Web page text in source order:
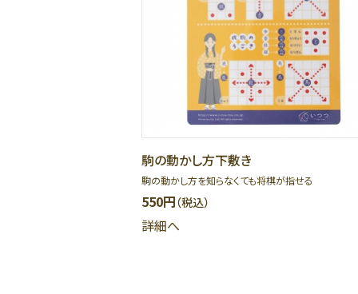
駒の動かし方下敷き
駒の動かし方を知らなくても将棋が指せる
550円（税込）
詳細へ